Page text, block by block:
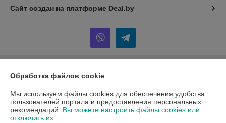
Сайт создан на платформе Deal.by
Информация для покупателя
Юридическое лицо:ООО "АмперМера"
220024, г. Минск, ул. Стебенева, д. 20/2, оф. 508
Регистрационный номер ЕГР: 192652668
Обработка файлов cookie
Мы используем файлы cookies для обеспечения удобства
пользователей портала и предоставления персональных
рекомендаций. Вы можете настроить файлы cookies или
отключить их.